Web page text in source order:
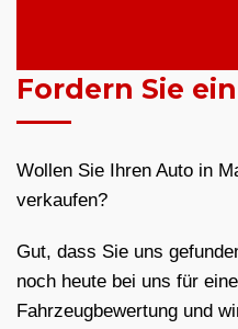
Fordern Sie
Wollen Sie Ihren Auto in
verkaufen?
Gut, dass Sie uns
noch heute bei uns für
Fahrzeugbewertung und